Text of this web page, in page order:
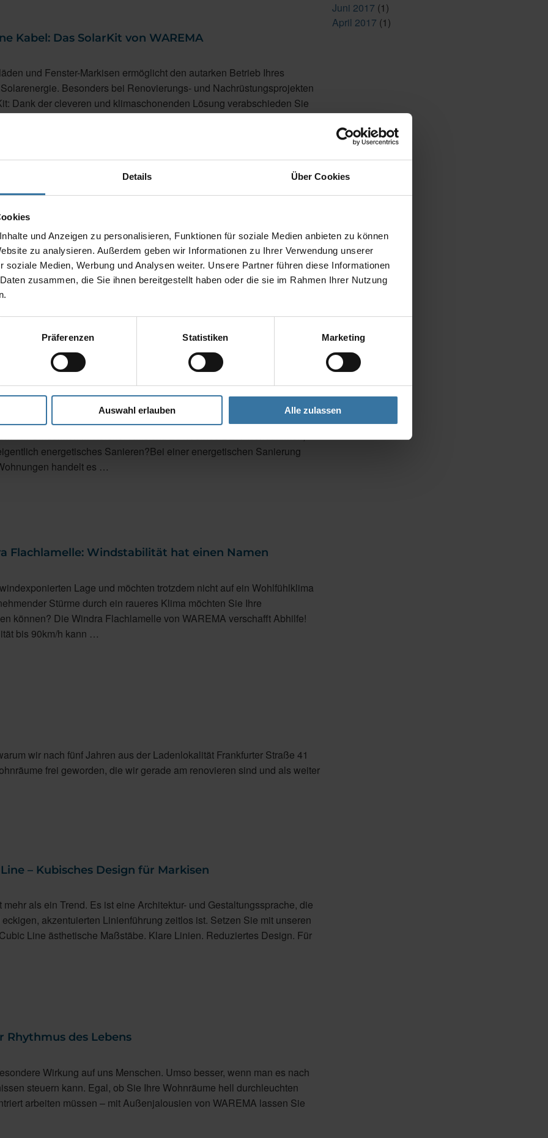
Details Über Cookies
und Anzeigen zu personalisieren, Funktionen für soziale Medien anbieten zu können
zu analysieren. Außerdem geben wir Informationen zu Ihrer Verwendung unserer
soziale Medien, Werbung und Analysen weiter. Unsere Partner führen diese Informationen
zusammen, die Sie ihnen bereitgestellt haben oder die sie im Rahmen Ihrer Nutzung
Präferenzen Statistiken Marketing
Auswahl erlauben Alle zulassen
Kabel: Das SolarKit von WAREMA
und Fenster-Markisen ermöglicht den autarken Betrieb Ihres
Besonders bei Renovierungs- und Nachrüstungsprojekten
Dank der cleveren und klimaschonenden Lösung verabschieden Sie
an Sicherheit für Ihr Zuhause
wohl zu fühlen ist eine der wichtigsten Anforderung an die eigenen
SenSigna sorgt dafür, dass es im Ernstfall lediglich bei
bleibt. SenSigna erfasst die Bewegung Ihrer Außenjalousie, sind
Sanierung
Immobilie zukunftssicher? Das Erreichen der Klimaschutzziele und hohe
energetisches Sanieren?Bei einer energetischen Sanierung
handelt es …
Flachlamelle: Windstabilität hat einen Namen
Lage und möchten trotzdem nicht auf ein Wohlfühlklima
Stürme durch ein raueres Klima möchten Sie Ihre
können? Die Windra Flachlamelle von WAREMA verschafft Abhilfe!
bis 90km/h kann …
wir nach fünf Jahren aus der Ladenlokalität Frankfurter Straße 41
frei geworden, die wir gerade am renovieren sind und als weiter
– Kubisches Design für Markisen
als ein Trend. Es ist eine Architektur- und Gestaltungssprache, die
akzentuierten Linienführung zeitlos ist. Setzen Sie mit unseren
Line ästhetische Maßstäbe. Klare Linien. Reduziertes Design. Für
Rhythmus des Lebens
Wirkung auf uns Menschen. Umso besser, wenn man es nach
steuern kann. Egal, ob Sie Ihre Wohnräume hell durchleuchten
arbeiten müssen – mit Außenjalousien von WAREMA lassen Sie
Juni 2017 (1)
April 2017 (1)